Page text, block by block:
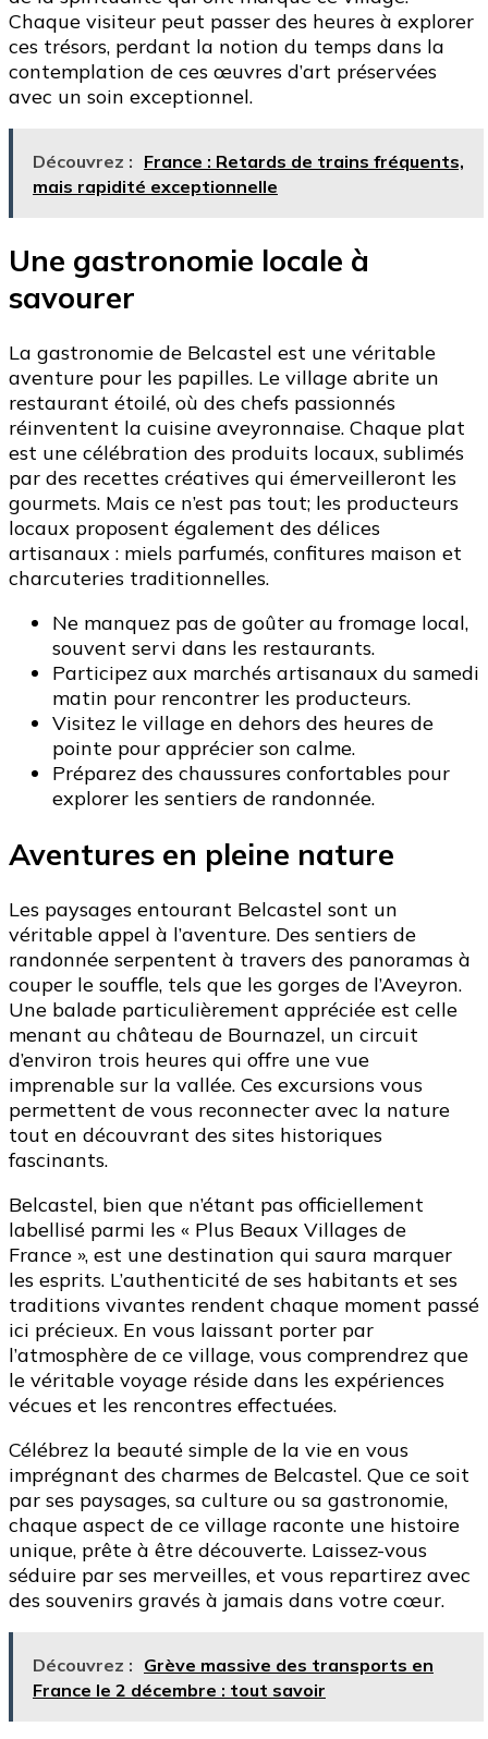
Chaque visiteur peut passer des heures à explorer
ces trésors, perdant la notion du temps dans la
contemplation de ces œuvres d’art préservées
avec un soin exceptionnel.
Découvrez : France : Retards de trains fréquents,
mais rapidité exceptionnelle
Une gastronomie locale à
savourer
La gastronomie de Belcastel est une véritable
aventure pour les papilles. Le village abrite un
restaurant étoilé, où des chefs passionnés
réinventent la cuisine aveyronnaise. Chaque plat
est une célébration des produits locaux, sublimés
par des recettes créatives qui émerveilleront les
gourmets. Mais ce n’est pas tout; les producteurs
locaux proposent également des délices
artisanaux : miels parfumés, confitures maison et
charcuteries traditionnelles.
Ne manquez pas de goûter au fromage local,
souvent servi dans les restaurants.
Participez aux marchés artisanaux du samedi
matin pour rencontrer les producteurs.
Visitez le village en dehors des heures de
pointe pour apprécier son calme.
Préparez des chaussures confortables pour
explorer les sentiers de randonnée.
Aventures en pleine nature
Les paysages entourant Belcastel sont un
véritable appel à l’aventure. Des sentiers de
randonnée serpentent à travers des panoramas à
couper le souffle, tels que les gorges de l’Aveyron.
Une balade particulièrement appréciée est celle
menant au château de Bournazel, un circuit
d’environ trois heures qui offre une vue
imprenable sur la vallée. Ces excursions vous
permettent de vous reconnecter avec la nature
tout en découvrant des sites historiques
fascinants.
Belcastel, bien que n’étant pas officiellement
labellisé parmi les « Plus Beaux Villages de
France », est une destination qui saura marquer
les esprits. L’authenticité de ses habitants et ses
traditions vivantes rendent chaque moment passé
ici précieux. En vous laissant porter par
l’atmosphère de ce village, vous comprendrez que
le véritable voyage réside dans les expériences
vécues et les rencontres effectuées.
Célébrez la beauté simple de la vie en vous
imprégnant des charmes de Belcastel. Que ce soit
par ses paysages, sa culture ou sa gastronomie,
chaque aspect de ce village raconte une histoire
unique, prête à être découverte. Laissez-vous
séduire par ses merveilles, et vous repartirez avec
des souvenirs gravés à jamais dans votre cœur.
Découvrez : Grève massive des transports en
France le 2 décembre : tout savoir